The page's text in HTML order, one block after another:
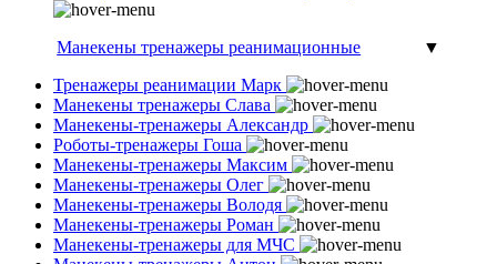
Манекены тренажеры реанимационные
▼
Тренажеры реанимации Марк
Манекены тренажеры Слава
Манекены-тренажеры Александр
Роботы-тренажеры Гоша
Манекены-тренажеры Максим
Манекены-тренажеры Олег
Манекены-тренажеры Володя
Манекены-тренажеры Роман
Манекены-тренажеры для МЧС